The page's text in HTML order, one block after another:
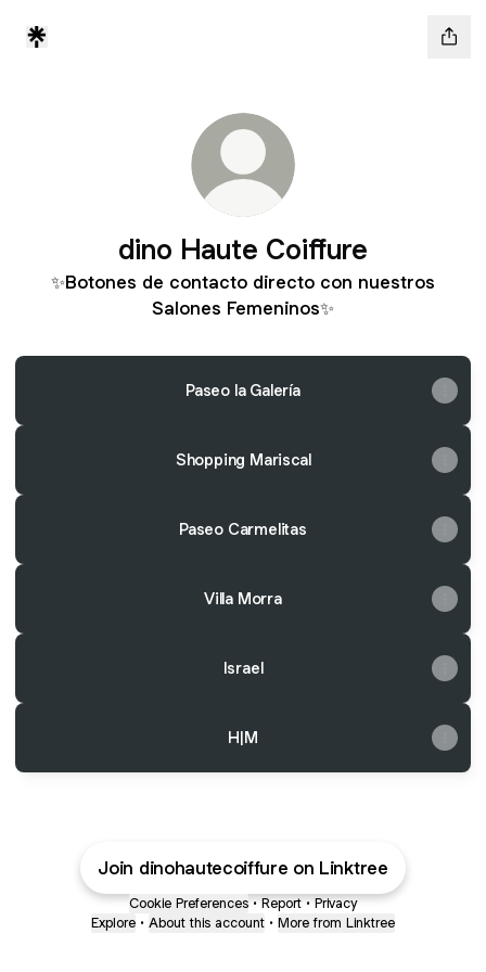
dino Haute Coiffure
✨Botones de contacto directo con nuestros
Salones Femeninos✨
Paseo la Galería
Shopping Mariscal
Paseo Carmelitas
Villa Morra
Israel
H|M
Join dinohautecoiffure on Linktree
Cookie Preferences • Report • Privacy
Explore • About this account • More from Linktree